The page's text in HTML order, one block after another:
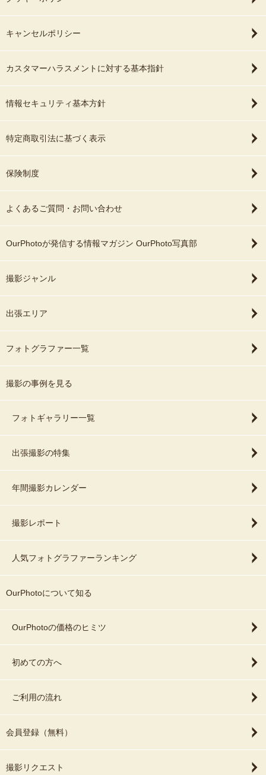
キャンセルポリシー
カスタマーハラスメントに対する基本指針
情報セキュリティ基本方針
特定商取引法に基づく表示
保険制度
よくあるご質問・お問い合わせ
OurPhotoが発信する情報マガジン OurPhoto写真部
撮影ジャンル
出張エリア
フォトグラファー一覧
撮影の事例を見る
フォトギャラリー一覧
出張撮影の特集
年間撮影カレンダー
撮影レポート
人気フォトグラファーランキング
OurPhotoについて知る
OurPhotoの価格のヒミツ
初めての方へ
ご利用の流れ
会員登録（無料）
撮影リクエスト